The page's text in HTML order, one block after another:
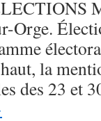
Orge.
la
des 23 et